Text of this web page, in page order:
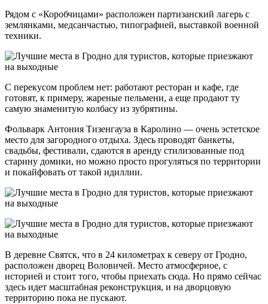
Рядом с «Коробчицами» расположен партизанский лагерь с
землянками, медсанчастью, типографией, выставкой военной
техники.
С перекусом проблем нет: работают ресторан и кафе, где
готовят, к примеру, жареные пельмени, а еще продают ту
самую знаменитую колбасу из зубрятины.
Фольварк Антония Тизенгауза в Каролино — очень эстетское
место для загородного отдыха. Здесь проводят банкеты,
свадьбы, фестивали, сдаются в аренду стилизованные под
старину домики, но можно просто прогуляться по территории
и покайфовать от такой идиллии.
В деревне Святск, что в 24 километрах к северу от Гродно,
расположен дворец Воловичей. Место атмосферное, с
историей и стоит того, чтобы приехать сюда. Но прямо сейчас
здесь идет масштабная реконструкция, и на дворцовую
территорию пока не пускают.